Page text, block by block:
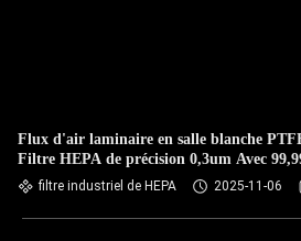
Flux d'air laminaire en salle blanche
Filtre HEPA de précision 0,3um Avec
efficacité
filtre industriel de HEPA 2025-11-06